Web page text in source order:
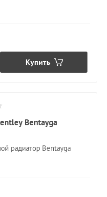
Купить
Bentayga
радиатор Bentayga